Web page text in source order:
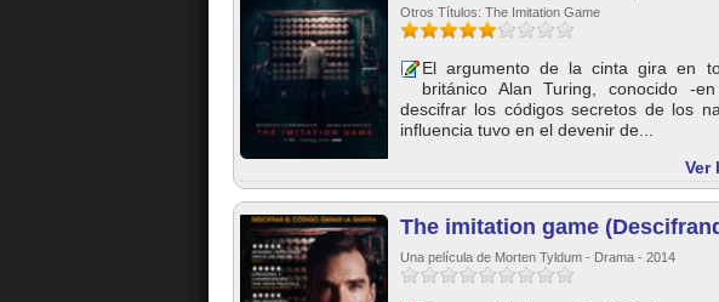
Otros Títulos: The Imitation Game
El argumento de la cinta gira en
británico Alan Turing, conocido -
descifrar los códigos secretos de los
influencia tuvo en el devenir de...
Ver
The imitation game
Una película de Morten Tyldum - Drama - 2014